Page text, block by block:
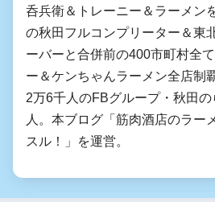
呑兵衛＆トレーニー＆ラーメン
の秋田フルコンプリーター＆東
ーバーと合併前の400市町村全
ー＆ケンちゃんラーメン全店制
2万6千人のFBグループ・秋田
人。本ブログ「筋肉酒店のラー
スル！」を運営。